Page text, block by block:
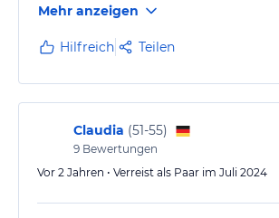
reichhaltiger und von den Gästen sehr
Nette Athmosphäre, sehr herzlich, auch
Gästen, Zimmer sehr sauber, ich würde
hinfahren. Auch für Familien geeignet.
Mehr anzeigen
Hilfreich Teilen
Claudia (51-55)
9 Bewertungen
Vor 2 Jahren • Verreist als Paar im Juli 2024